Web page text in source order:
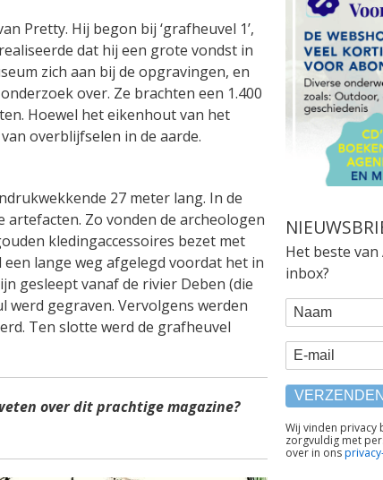
Pretty. Hij begon bij ‘grafheuvel 1’,
dat hij een grote vondst in
zich aan bij de opgravingen, en
over. Ze brachten een 1.400
Hoewel het eikenhout van het
overblijfselen in de aarde.
27 meter lang. In de
Zo vonden de archeologen
kledingaccessoires bezet met
lange weg afgelegd voordat het in
gesleept vanaf de rivier Deben (die
gegraven. Vervolgens werden
Ten slotte werd de grafheuvel
over dit prachtige magazine?
Het beste
inbox?
WEBFORM
Naam
E-mail
TEKST
ONDER
FORMULIER
Wij vinden privacy
zorgvuldig met
over in ons